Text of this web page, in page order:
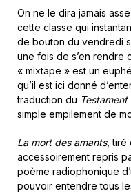
On ne le dira jamais
cette classe qui
de bouton du vendredi
une fois de s’en rendre
« mixtape » est un
qu’il est ici donné
traduction du Testament
simple empilement de
La mort des amants, tiré
accessoirement repris
poème radiophonique
pouvoir entendre tous